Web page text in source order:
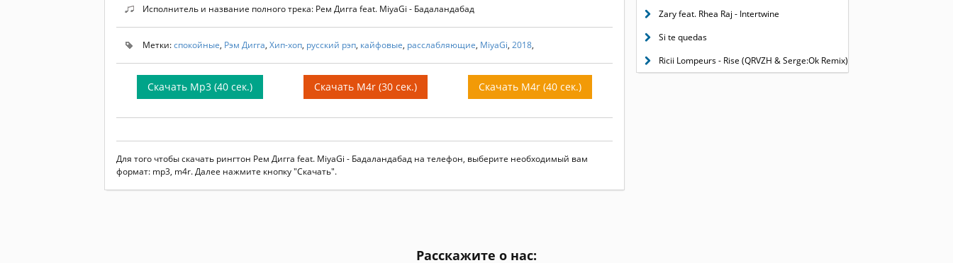
Исполнитель и название полного трека: Рем Дигга feat. MiyaGi - Бадаландабад
Метки:спокойные, Рэм Дигга, Хип-хоп, русский рэп, кайфовые, расслабляющие, MiyaGi, 2018,
Скачать Mp3 (40 сек.) Скачать M4r (30 сек.) Скачать M4r (40 сек.)
Для того чтобы скачать рингтон Рем Дигга feat. MiyaGi - Бадаландабад на телефон, выберите необходимый вам
формат: mp3, m4r. Далее нажмите кнопку "Скачать".
Zary feat. Rhea Raj - Intertwine
Si te quedas
Ricii Lompeurs - Rise (QRVZH & Serge:Ok Remix)
Расскажите о нас: